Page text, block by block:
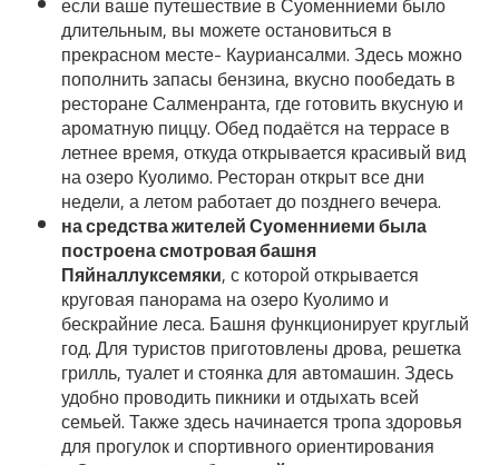
длительным, вы можете остановиться в
прекрасном месте- Кауриансалми. Здесь можно
пополнить запасы бензина, вкусно пообедать в
ресторане Салменранта, где готовить вкусную и
ароматную пиццу. Обед подаётся на террасе в
летнее время, откуда открывается красивый вид
на озеро Куолимо. Ресторан открыт все дни
недели, а летом работает до позднего вечера.
на средства жителей Суоменниеми была
построена смотровая башня
Пяйналлуксемяки, с которой открывается
круговая панорама на озеро Куолимо и
бескрайние леса. Башня функционирует круглый
год. Для туристов приготовлены дрова, решетка
грилль, туалет и стоянка для автомашин. Здесь
удобно проводить пикники и отдыхать всей
семьей. Также здесь начинается тропа здоровья
для прогулок и спортивного ориентирования